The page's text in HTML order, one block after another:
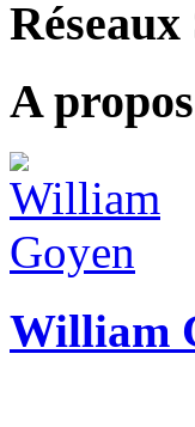
A
William